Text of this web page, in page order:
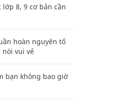
lớp 8, 9 cơ bản cần
hoàn nguyên tố
nói vui vẻ
bạn không bao giờ